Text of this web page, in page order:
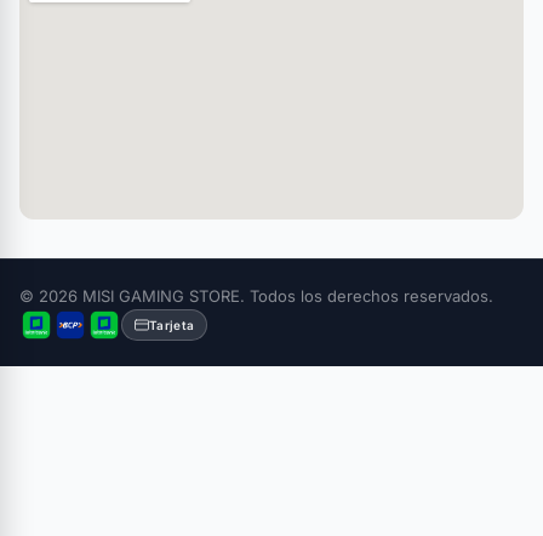
© 2026 MISI GAMING STORE. Todos los derechos reservados.
Tarjeta